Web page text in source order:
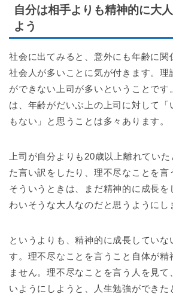
自分は相手よりも精神的に大
よう
社会に出てみると、意外にも年齢に関
社会人が多いことに気が付きます。理
ができない上司が多いということです
は、年齢がだいぶ上の上司に対して「
もない」と思うことは多々あります。
上司が自分よりも20歳以上離れてい
た言い訳をしたり、理不尽なことを言
そういうときは、まだ精神的に成長を
わいそうな大人なのだと思うようにし
というよりも、精神的に成長していな
す。理不尽なことを言うこと自体が精
ません。理不尽なことを言う人を見て
いようにしようと、人生勉強ができた